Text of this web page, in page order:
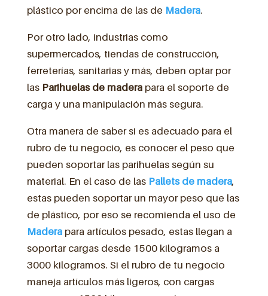
plástico por encima de las de Madera.
Por otro lado, industrias como
supermercados, tiendas de construcción,
ferreterías, sanitarias y más, deben optar por
las Parihuelas de madera para el soporte de
carga y una manipulación más segura.
Otra manera de saber si es adecuado para el
rubro de tu negocio, es conocer el peso que
pueden soportar las parihuelas según su
material. En el caso de las Pallets de madera,
estas pueden soportar un mayor peso que las
de plástico, por eso se recomienda el uso de
Madera para artículos pesado, estas llegan a
soportar cargas desde 1500 kilogramos a
3000 kilogramos. Si el rubro de tu negocio
maneja artículos más ligeros, con cargas